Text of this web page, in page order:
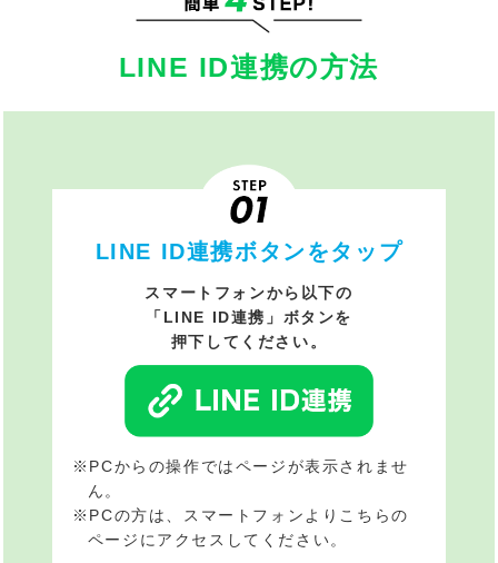
LINE ID連携の方法
LINE ID連携ボタンをタップ
スマートフォンから以下の
「LINE ID連携」ボタンを
押下してください。
※PCからの操作ではページが表示されませ
ん。
※PCの方は、スマートフォンよりこちらの
ページにアクセスしてください。